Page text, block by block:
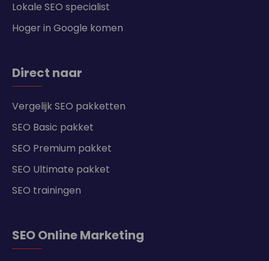
Lokale SEO specialist
Hoger in Google komen
Direct naar
Vergelijk SEO pakketten
SEO Basic pakket
SEO Premium pakket
SEO Ultimate pakket
SEO trainingen
SEO Online Marketing